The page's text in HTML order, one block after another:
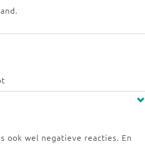
ook wel negatieve reacties. En